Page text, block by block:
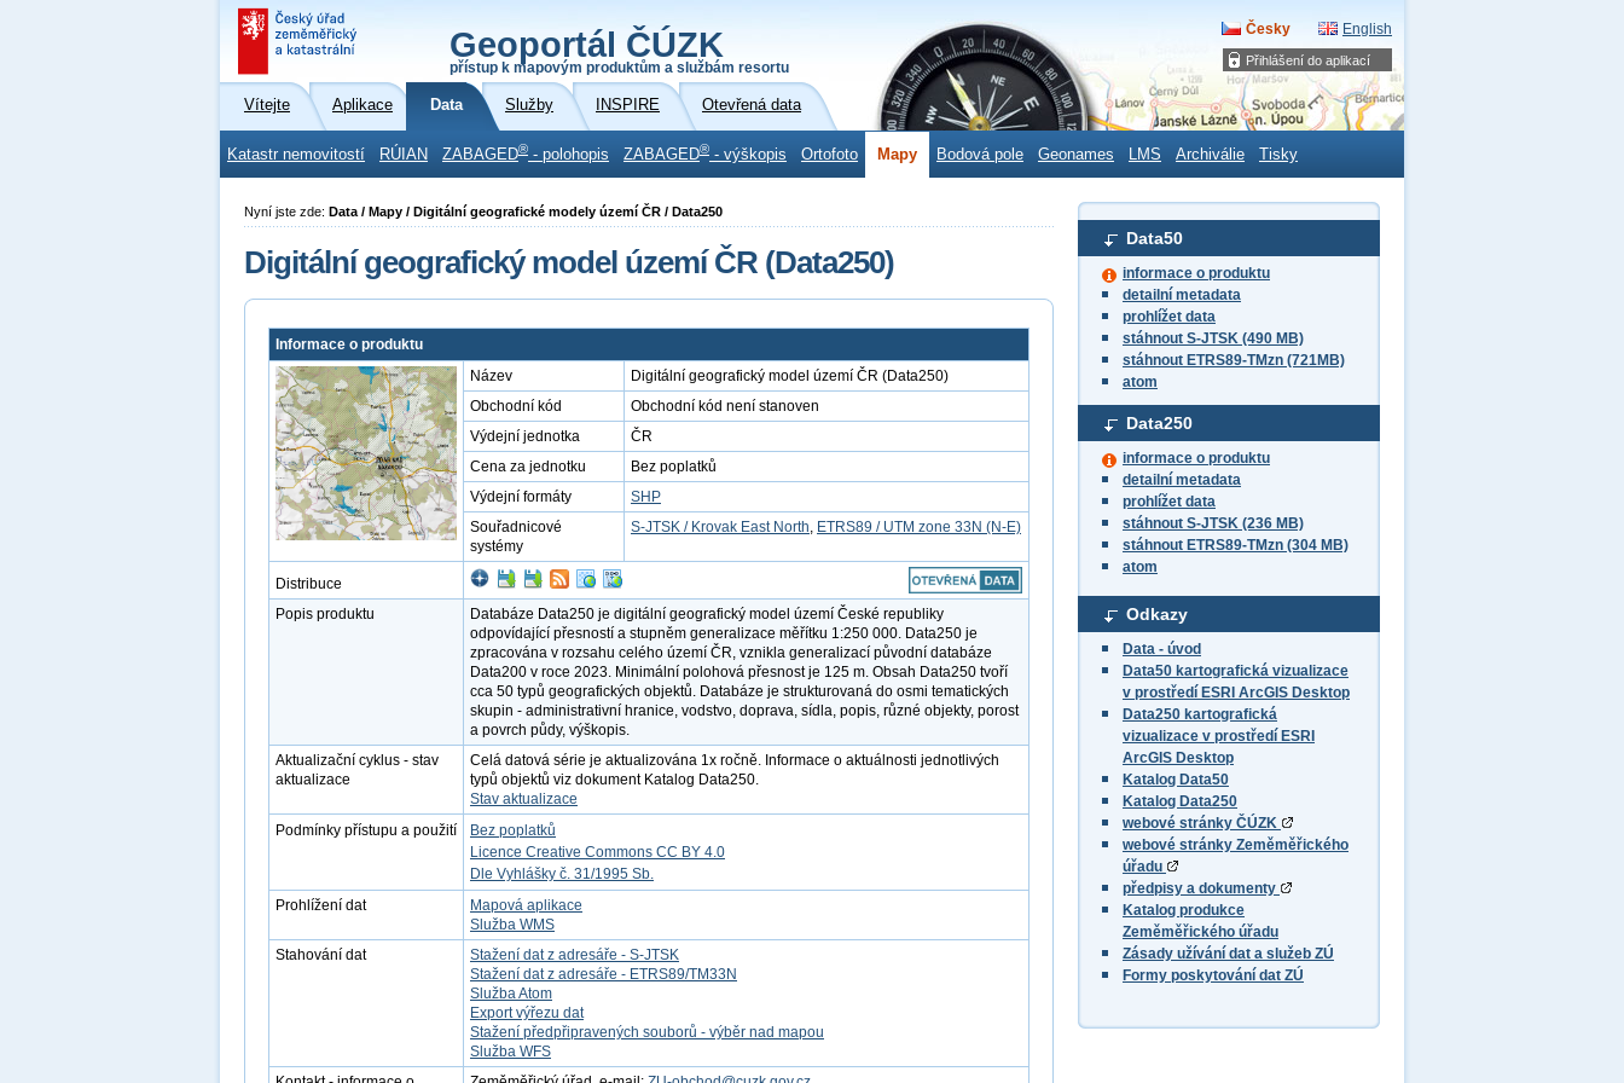
Přihlášení do aplikací
Geoportál ČÚZK
přístup k mapovým produktům a službám resortu
Česky English
Vítejte Aplikace Data Služby INSPIRE Otevřená data
Katastr nemovitostí RÚIAN ZABAGED® - polohopis ZABAGED® - výškopis Ortofoto Mapy Bodová pole Geonames LMS Archiválie Tisky
Data50
informace o produktu
detailní metadata
prohlížet data
stáhnout S-JTSK (490 MB)
stáhnout ETRS89-TMzn (721MB)
atom
Data250
informace o produktu
detailní metadata
prohlížet data
stáhnout S-JTSK (236 MB)
stáhnout ETRS89-TMzn (304 MB)
atom
Odkazy
Data - úvod
Data50 kartografická vizualizace
v prostředí ESRI ArcGIS Desktop
Data250 kartografická
vizualizace v prostředí ESRI
ArcGIS Desktop
Katalog Data50
Katalog Data250
webové stránky ČÚZK
webové stránky Zeměměřického
úřadu
předpisy a dokumenty
Katalog produkce
Zeměměřického úřadu
Zásady užívání dat a služeb ZÚ
Formy poskytování dat ZÚ
Nyní jste zde: Data / Mapy / Digitální geografické modely území ČR / Data250
Digitální geografický model území ČR (Data250)
Informace o produktu
Název
Digitální geografický model území ČR (Data250)
Obchodní kód
Obchodní kód není stanoven
Výdejní jednotka
ČR
Cena za jednotku
Bez poplatků
Výdejní formáty
SHP
Souřadnicové
systémy
S-JTSK / Krovak East North, ETRS89 / UTM zone 33N (N-E)
Distribuce
Popis produktu
Databáze Data250 je digitální geografický model území České republiky
odpovídající přesností a stupněm generalizace měřítku 1:250 000. Data250 je
zpracována v rozsahu celého území ČR, vznikla generalizací původní databáze
Data200 v roce 2023. Minimální polohová přesnost je 125 m. Obsah Data250 tvoří
cca 50 typů geografických objektů. Databáze je strukturovaná do osmi tematických
skupin - administrativní hranice, vodstvo, doprava, sídla, popis, různé objekty, porost
a povrch půdy, výškopis.
Aktualizační cyklus - stav
aktualizace
Celá datová série je aktualizována 1x ročně. Informace o aktuálnosti jednotlivých
typů objektů viz dokument Katalog Data250.
Stav aktualizace
Podmínky přístupu a použití
Bez poplatků
Licence Creative Commons CC BY 4.0
Dle Vyhlášky č. 31/1995 Sb.
Prohlížení dat
Mapová aplikace
Služba WMS
Stahování dat
Stažení dat z adresáře - S-JTSK
Stažení dat z adresáře - ETRS89/TM33N
Služba Atom
Export výřezu dat
Stažení předpřipravených souborů - výběr nad mapou
Služba WFS